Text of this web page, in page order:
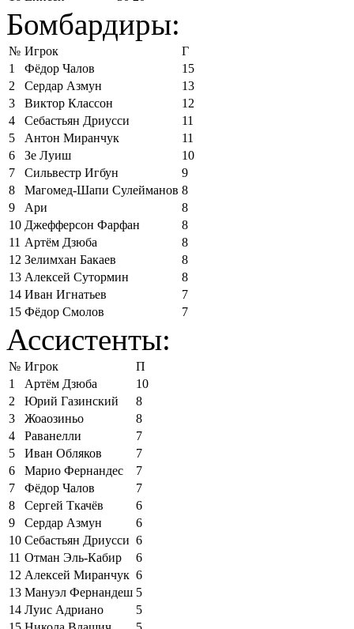
Бомбардиры:
№ Игрок
Г
1
Фёдор Чалов
15
2
Сердар Азмун
13
3
Виктор Классон
12
4
Себастьян Дриусси
11
5
Антон Миранчук
11
6
Зе Луиш
10
7
Сильвестр Игбун
9
8
Магомед-Шапи Сулейманов 8
9
Ари
8
10 Джефферсон Фарфан
8
11 Артём Дзюба
8
12 Зелимхан Бакаев
8
13 Алексей Сутормин
8
14 Иван Игнатьев
7
15 Фёдор Смолов 7
Ассистенты:
№ Игрок
П
1
Артём Дзюба
10
2
Юрий Газинский
8
3
Жоаозиньо
8
4
Раванелли
7
5
Иван Обляков
7
6
Марио Фернандес
7
7
Фёдор Чалов
7
8
Сергей Ткачёв
6
9
Сердар Азмун
6
10 Себастьян Дриусси 6
11 Отман Эль-Кабир
6
12 Алексей Миранчук 6
13 Мануэл Фернандеш 5
14 Луис Адриано
5